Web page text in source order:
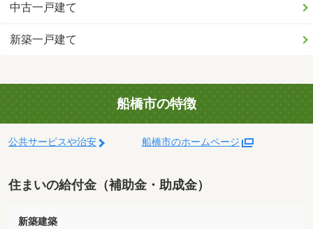
中古一戸建て
新築一戸建て
船橋市の特徴
公共サービスや治安 船橋市のホームページ
住まいの給付金（補助金・助成金）
新築建築